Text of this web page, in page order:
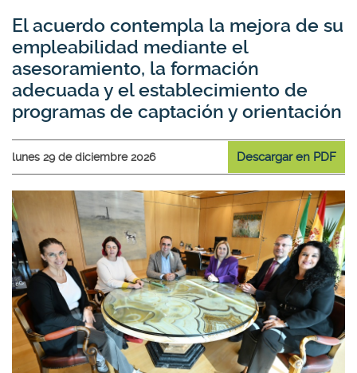
El acuerdo contempla la mejora de su
empleabilidad mediante el
asesoramiento, la formación
adecuada y el establecimiento de
programas de captación y orientación
lunes 29 de diciembre 2026 Descargar en PDF